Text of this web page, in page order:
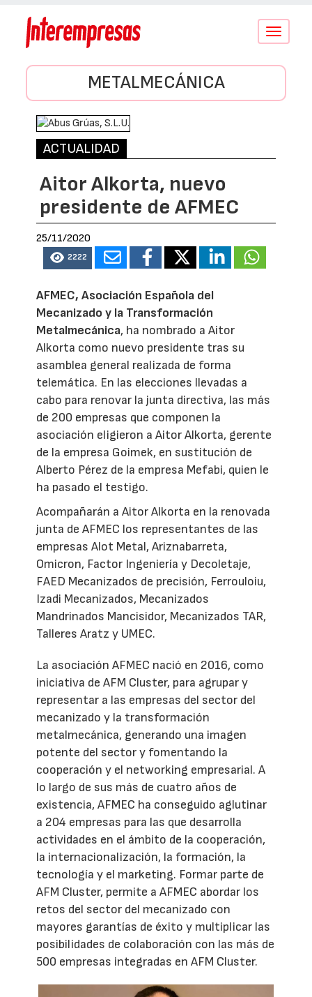
Conmutar
METALMECÁNICA
ACTUALIDAD
Aitor Alkorta, nuevo
presidente de AFMEC
25/11/2020
2222
AFMEC, Asociación Española del
Mecanizado y la Transformación
Metalmecánica, ha nombrado a Aitor
Alkorta como nuevo presidente tras su
asamblea general realizada de forma
telemática. En las elecciones llevadas a
cabo para renovar la junta directiva, las más
de 200 empresas que componen la
asociación eligieron a Aitor Alkorta, gerente
de la empresa Goimek, en sustitución de
Alberto Pérez de la empresa Mefabi, quien le
ha pasado el testigo.
Acompañarán a Aitor Alkorta en la renovada
junta de AFMEC los representantes de las
empresas Alot Metal, Ariznabarreta,
Omicron, Factor Ingeniería y Decoletaje,
FAED Mecanizados de precisión, Ferrouloiu,
Izadi Mecanizados, Mecanizados
Mandrinados Mancisidor, Mecanizados TAR,
Talleres Aratz y UMEC.
La asociación AFMEC nació en 2016, como
iniciativa de AFM Cluster, para agrupar y
representar a las empresas del sector del
mecanizado y la transformación
metalmecánica, generando una imagen
potente del sector y fomentando la
cooperación y el networking empresarial. A
lo largo de sus más de cuatro años de
existencia, AFMEC ha conseguido aglutinar
a 204 empresas para las que desarrolla
actividades en el ámbito de la cooperación,
la internacionalización, la formación, la
tecnología y el marketing. Formar parte de
AFM Cluster, permite a AFMEC abordar los
retos del sector del mecanizado con
mayores garantías de éxito y multiplicar las
posibilidades de colaboración con las más de
500 empresas integradas en AFM Cluster.